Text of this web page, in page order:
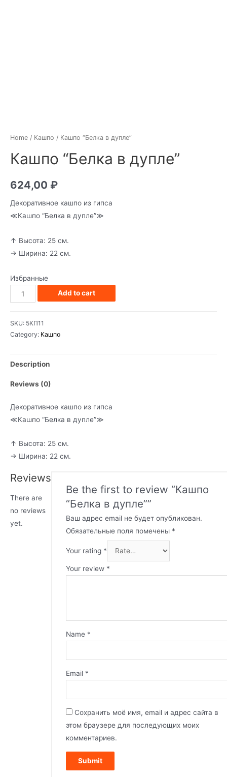
Home / Кашпо / Кашпо “Белка в дупле”
Кашпо “Белка в дупле”
624,00 ₽
Декоративное кашпо из гипса
≪Кашпо “Белка в дупле”≫
↑ Высота: 25 см.
→ Ширина: 22 см.
Избранные
Кашпо
"Белка
дупле"
Add to cart
SKU: 5КП11
Category: Кашпо
Description
Reviews (0)
Декоративное кашпо из гипса
≪Кашпо “Белка в дупле”≫
↑ Высота: 25 см.
→ Ширина: 22 см.
Reviews
There are
no reviews
yet.
Be the first to review “Кашпо
“Белка в дупле””
Ваш адрес email не будет опубликован.
Обязательные поля помечены *
Your rating *
Your review *
Name *
Email *
Сохранить моё имя, email и адрес сайта в
этом браузере для последующих моих
комментариев.